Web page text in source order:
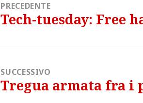
PRECEDENTE
Articolo
Tech-tuesday: Free
SUCCESSIVO
Articolo
Tregua armata fra i